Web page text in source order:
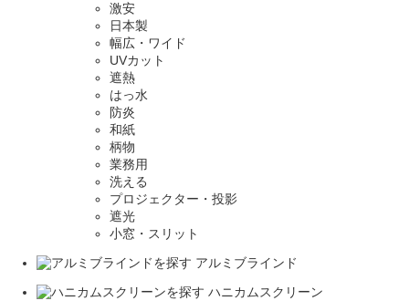
激安
日本製
幅広・ワイド
UVカット
遮熱
はっ水
防炎
和紙
柄物
業務用
洗える
プロジェクター・投影
遮光
小窓・スリット
アルミブラインド
ハニカムスクリーン